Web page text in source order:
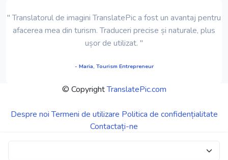
" Translatorul de imagini TranslatePic a fost un avantaj pentru
afacerea mea din turism. Traduceri precise și naturale, plus
ușor de utilizat. "
- Maria, Tourism Entrepreneur
© CopyrightTranslatePic.com
Despre noi Termeni de utilizare Politica de confidențialitate
Contactați-ne